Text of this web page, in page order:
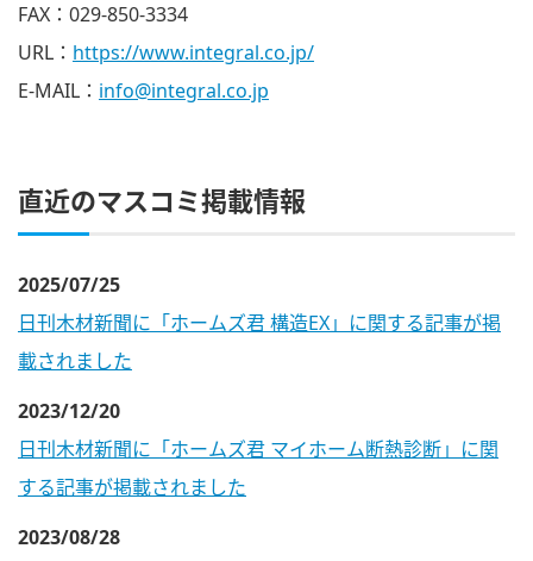
FAX：029-850-3334
URL： https://www.integral.co.jp/
E-MAIL： info@integral.co.jp
直近のマスコミ掲載情報
2025/07/25
日刊木材新聞に「ホームズ君 構造EX」に関する記事が掲
載されました
2023/12/20
日刊木材新聞に「ホームズ君 マイホーム断熱診断」に関
する記事が掲載されました
2023/08/28